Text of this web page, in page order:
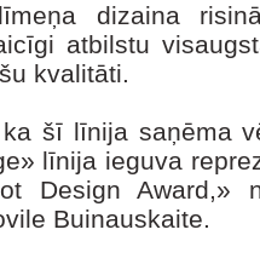
dizaina
atbilstu
kvalitāti.
šī līnija saņēma
līnija ieguva
Design Award,»
Buinauskaite.